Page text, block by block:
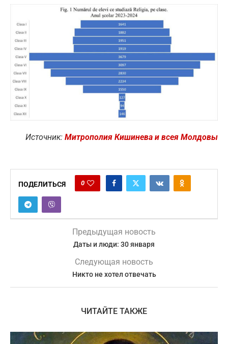
Источник: Митрополия Кишинева и всея Молдовы
ПОДЕЛИТЬСЯ 0
Предыдущая новость
Даты и люди: 30 января
Следующая новость
Никто не хотел отвечать
ЧИТАЙТЕ ТАКЖЕ